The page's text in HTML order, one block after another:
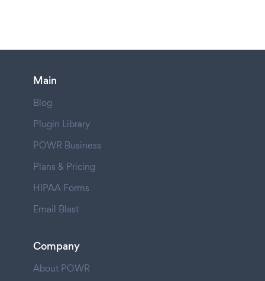
Main
Blog
Plugin Library
POWR Business
Plans & Pricing
HIPAA Forms
Email Blast
Company
About POWR